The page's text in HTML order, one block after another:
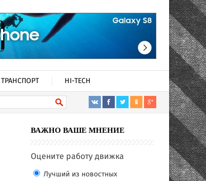
ТРАНСПОРТ HI-TECH
ВАЖНО ВАШЕ МНЕНИЕ
Оцените работу движка
Лучший из новостных